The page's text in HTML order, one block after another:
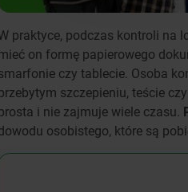
praktyce, podczas kontroli na
on formę papierowego
czy tablecie. Osoba
szczepieniu, teście
i nie zajmuje wiele czasu.
osobistego, które są